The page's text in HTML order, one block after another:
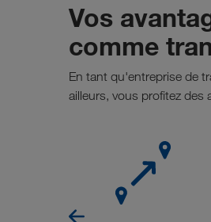
Vos
comme
En tant qu'entreprise de
ailleurs, vous profitez des